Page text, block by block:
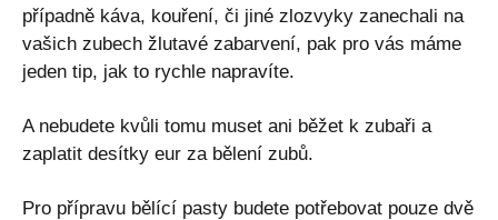
případně káva, kouření, či jiné zlozvyky zanechali na
vašich zubech žlutavé zabarvení, pak pro vás máme
jeden tip, jak to rychle napravíte.
A nebudete kvůli tomu muset ani běžet k zubaři a
zaplatit desítky eur za bělení zubů.
Pro přípravu bělící pasty budete potřebovat pouze dvě